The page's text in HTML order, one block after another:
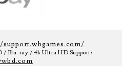
/ Blu-ray / 4k Ultra HD Support: